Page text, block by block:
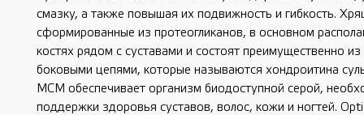
смазку, а также повышая их подвижность и гибкость.
сформированные из протеогликанов, в основном
костях рядом с суставами и состоят преимущественно из
боковыми цепями, которые называются хондроитина
МСМ обеспечивает организм биодоступной серой,
поддержки здоровья суставов, волос, кожи и ногтей.